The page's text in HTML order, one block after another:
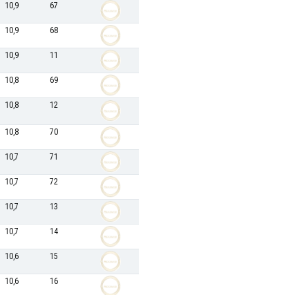
10,9 67
10,9 68
10,9 11
10,8 69
10,8 12
10,8 70
10,7 71
10,7 72
10,7 13
10,7 14
10,6 15
10,6 16